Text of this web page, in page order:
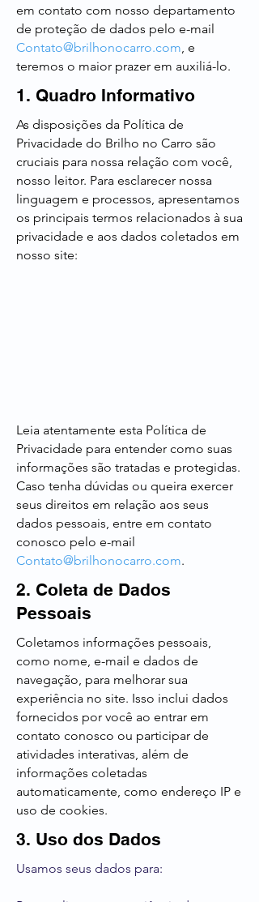
em contato com nosso departamento
de proteção de dados pelo e-mail
Contato@brilhonocarro.com, e
teremos o maior prazer em auxiliá-lo.
1. Quadro Informativo
As disposições da Política de
Privacidade do Brilho no Carro são
cruciais para nossa relação com você,
nosso leitor. Para esclarecer nossa
linguagem e processos, apresentamos
os principais termos relacionados à sua
privacidade e aos dados coletados em
nosso site:
Leia atentamente esta Política de
Privacidade para entender como suas
informações são tratadas e protegidas.
Caso tenha dúvidas ou queira exercer
seus direitos em relação aos seus
dados pessoais, entre em contato
conosco pelo e-mail
Contato@brilhonocarro.com.
2. Coleta de Dados
Pessoais
Coletamos informações pessoais,
como nome, e-mail e dados de
navegação, para melhorar sua
experiência no site. Isso inclui dados
fornecidos por você ao entrar em
contato conosco ou participar de
atividades interativas, além de
informações coletadas
automaticamente, como endereço IP e
uso de cookies.
3. Uso dos Dados
Usamos seus dados para: